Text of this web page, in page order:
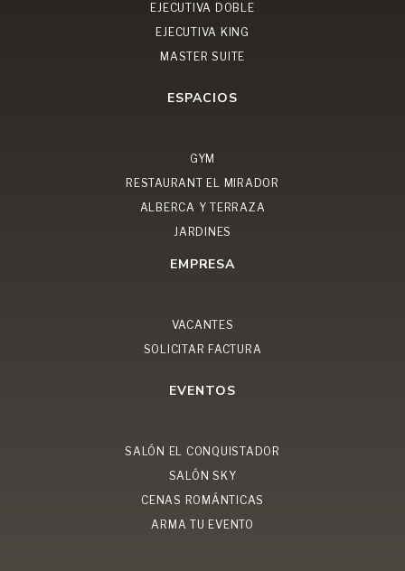
EJECUTIVA DOBLE
EJECUTIVA KING
MASTER SUITE
ESPACIOS
GYM
RESTAURANT EL MIRADOR
ALBERCA Y TERRAZA
JARDINES
EMPRESA
VACANTES
SOLICITAR FACTURA
EVENTOS
SALÓN EL CONQUISTADOR
SALÓN SKY
CENAS ROMÁNTICAS
ARMA TU EVENTO